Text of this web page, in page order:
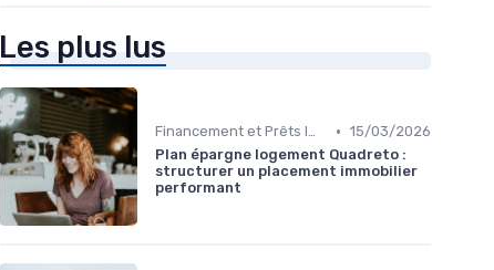
Les plus lus
Financement et Prêts Immobiliers • 15/03/2026
Plan épargne logement Quadreto :
structurer un placement immobilier
performant